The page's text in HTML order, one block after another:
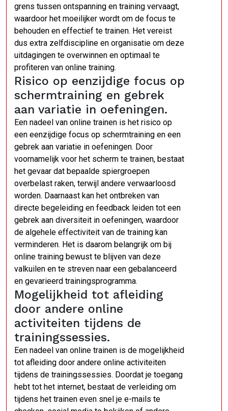
grens tussen ontspanning en training vervaagt,
waardoor het moeilijker wordt om de focus te
behouden en effectief te trainen. Het vereist
dus extra zelfdiscipline en organisatie om deze
uitdagingen te overwinnen en optimaal te
profiteren van online training.
Risico op eenzijdige focus op
schermtraining en gebrek
aan variatie in oefeningen.
Een nadeel van online trainen is het risico op
een eenzijdige focus op schermtraining en een
gebrek aan variatie in oefeningen. Door
voornamelijk voor het scherm te trainen, bestaat
het gevaar dat bepaalde spiergroepen
overbelast raken, terwijl andere verwaarloosd
worden. Daarnaast kan het ontbreken van
directe begeleiding en feedback leiden tot een
gebrek aan diversiteit in oefeningen, waardoor
de algehele effectiviteit van de training kan
verminderen. Het is daarom belangrijk om bij
online training bewust te blijven van deze
valkuilen en te streven naar een gebalanceerd
en gevarieerd trainingsprogramma.
Mogelijkheid tot afleiding
door andere online
activiteiten tijdens de
trainingssessies.
Een nadeel van online trainen is de mogelijkheid
tot afleiding door andere online activiteiten
tijdens de trainingssessies. Doordat je toegang
hebt tot het internet, bestaat de verleiding om
tijdens het trainen even snel je e-mails te